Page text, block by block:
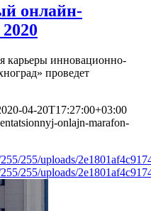
онлайн-
карьеры инновационно-
проведет
04-20T17:27:00+03:00
onlajn-marafon-
255/uploads/
255/uploads/